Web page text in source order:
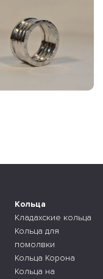
Кольца
Кладахские кольца
Кольца для
помолвки
Кольца Корона
Кольца на